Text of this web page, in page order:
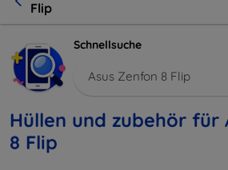
Flip
Schnellsuche
Asus Zenfon 8 Flip
Hüllen und zubehör für
8 Flip